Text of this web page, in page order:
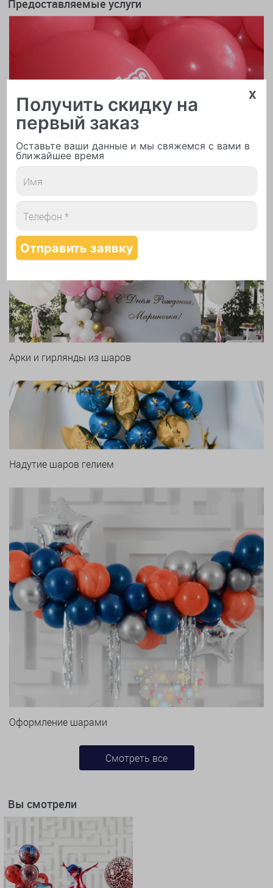
Предоставляемые услуги
Печать логотипа
Арки и гирлянды из шаров
Надутие шаров гелием
Оформление шарами
Смотреть все
Вы смотрели
x
Получить скидку на
первый заказ
Оставьте ваши данные и мы свяжемся с вами в
ближайшее время